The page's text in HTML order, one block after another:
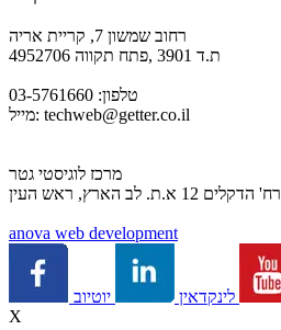
רחוב שמשון 7, קריית אריה
ת.ד 3901 ,פתח תקווה 4952706
טלפון: 03-5761660
מייל: techweb@getter.co.il
מרכז לוגיסטי גטר
רח' הדקלים 12 א.ת. לב הארץ, ראש העין
anova web development
לינקדאין
X